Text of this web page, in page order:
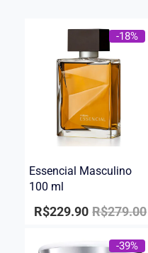
-18%
Essencial Masculino
100 ml
R$279.00
R$229.90
-39%